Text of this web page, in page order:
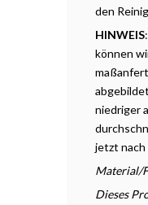
den
HINWEIS
können
niedriger
jetzt nach
Material/
Dieses